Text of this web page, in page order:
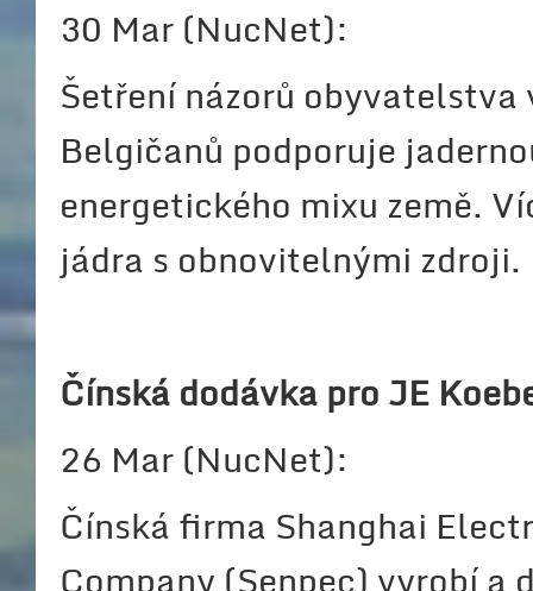
30 Mar (NucNet):
Šetření názorů obyvatelstva
Belgičanů podporuje
energetického mixu země.
jádra s obnovitelnými zdroji.
Čínská dodávka pro JE
26 Mar (NucNet):
Čínská firma Shanghai